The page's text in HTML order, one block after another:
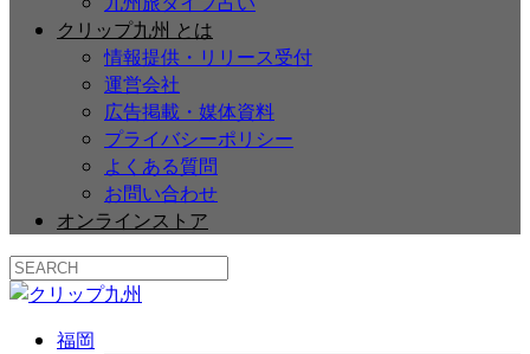
クリップ九州 とは
情報提供・リリース受付
運営会社
広告掲載・媒体資料
プライバシーポリシー
よくある質問
お問い合わせ
オンラインストア
福岡